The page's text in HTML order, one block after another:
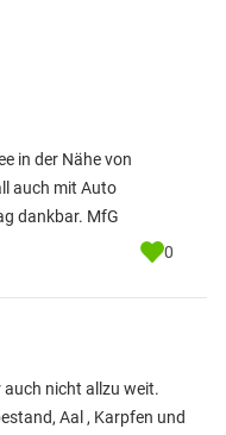
in der Nähe von
auch mit Auto
dankbar. MfG
0
auch nicht allzu weit.
Aal , Karpfen und